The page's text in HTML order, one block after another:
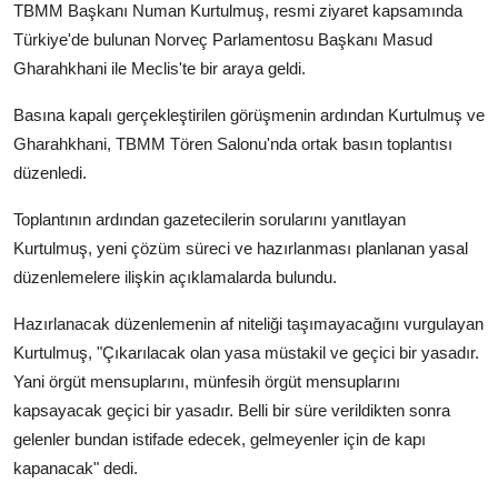
TBMM Başkanı Numan Kurtulmuş, resmi ziyaret kapsamında
Türkiye'de bulunan Norveç Parlamentosu Başkanı Masud
Gharahkhani ile Meclis'te bir araya geldi.
Basına kapalı gerçekleştirilen görüşmenin ardından Kurtulmuş ve
Gharahkhani, TBMM Tören Salonu'nda ortak basın toplantısı
düzenledi.
Toplantının ardından gazetecilerin sorularını yanıtlayan
Kurtulmuş, yeni çözüm süreci ve hazırlanması planlanan yasal
düzenlemelere ilişkin açıklamalarda bulundu.
Hazırlanacak düzenlemenin af niteliği taşımayacağını vurgulayan
Kurtulmuş, "Çıkarılacak olan yasa müstakil ve geçici bir yasadır.
Yani örgüt mensuplarını, münfesih örgüt mensuplarını
kapsayacak geçici bir yasadır. Belli bir süre verildikten sonra
gelenler bundan istifade edecek, gelmeyenler için de kapı
kapanacak" dedi.